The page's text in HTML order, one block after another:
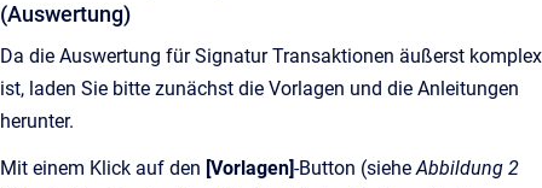
(Auswertung)
Da die Auswertung für Signatur Transaktionen äußerst komplex
ist, laden Sie bitte zunächst die Vorlagen und die Anleitungen
herunter.
Mit einem Klick auf den [Vorlagen]-Button (sieheAbbildung 2